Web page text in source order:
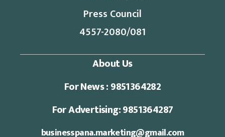
Press Council
4557-2080/081
About Us
For News : 9851364282
For Advertising: 9851364287
businesspana.marketing@gmail.com